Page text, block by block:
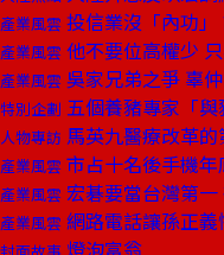
產業風雲 投信業沒「內功
產業風雲 他不要位高權少
產業風雲 吳家兄弟之爭 辜
特別企劃 五個養豬專家「
人物專訪 馬英九醫療改革
產業風雲 市占十名後手機
產業風雲 宏碁要當台灣第
產業風雲 網路電話讓孫正
燈泡富翁